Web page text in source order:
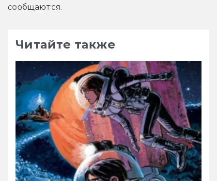
сообщаются.
Читайте также